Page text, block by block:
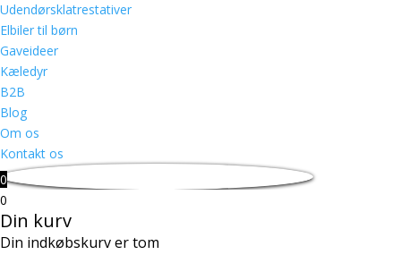
Udendørsklatrestativer
Elbiler til børn
Gaveideer
Kæledyr
B2B
Blog
Om os
Kontakt os
0
0
Din kurv
Din indkøbskurv er tom